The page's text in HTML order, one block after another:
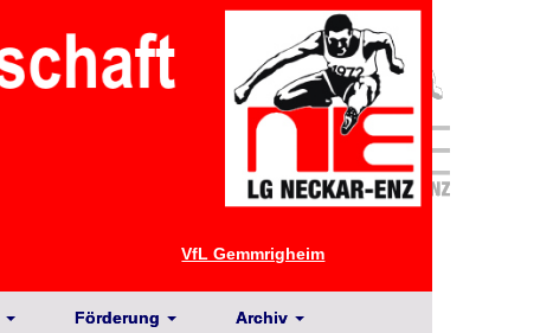
VfL Gemmrigheim
Förderung Archiv